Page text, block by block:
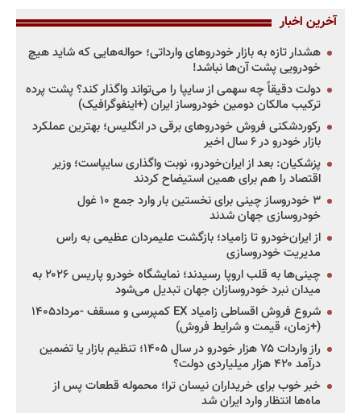
آخرین اخبار
هشدار تازه به بازار خودروهای وارداتی؛ حواله‌هایی که شاید هیچ
خودرویی پشت آن‌ها نباشد!
دولت دقیقاً چه سهمی از سایپا را می‌تواند واگذار کند؟ پشت پرده
ترکیب مالکان دومین خودروساز ایران (+اینفوگرافیک)
رکوردشکنی فروش خودروهای برقی در انگلیس؛ بهترین عملکرد
بازار خودرو در ۶ سال اخیر
پزشکیان: بعد از ایران‌خودرو، نوبت واگذاری سایپاست؛ وزیر
اقتصاد را هم برای همین استیضاح کردند
۳ خودروساز چینی برای نخستین بار وارد جمع ۱۰ غول
خودروسازی جهان شدند
از ایران‌خودرو تا زامیاد؛ بازگشت علیمردان عظیمی به راس
مدیریت خودروسازی
چینی‌ها به قلب اروپا رسیدند؛ نمایشگاه خودرو پاریس ۲۰۲۶ به
میدان نبرد خودروسازان جهان تبدیل می‌شود
شروع فروش اقساطی زامیاد EX کمپرسی و مسقف -مرداد۱۴۰۵
(+زمان، قیمت و شرایط فروش)
راز واردات ۷۵ هزار خودرو در سال ۱۴۰۵؛ تنظیم بازار یا تضمین
درآمد ۴۲۰ هزار میلیاردی دولت؟
خبر خوب برای خریداران نیسان ترا؛ محموله قطعات پس از
ماه‌ها انتظار وارد ایران شد